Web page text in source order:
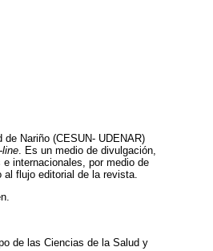
Nariño (CESUN- UDENAR)
line . Es un medio de divulgación,
internacionales, por medio de
flujo editorial de la revista.
de las Ciencias de la Salud y